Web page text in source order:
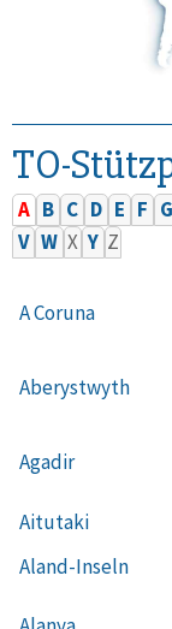
TO-
A B C D E F G
V W X Y Z
A Coruna
Aberystwyth
Agadir
Aitutaki
Aland-Inseln